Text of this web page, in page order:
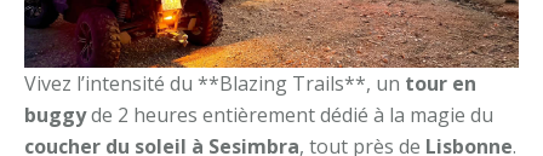
Vivez l’intensité du **Blazing Trails**, un tour en
buggyde 2 heures entièrement dédié à la magie du
coucher du soleil à Sesimbra, tout près de Lisbonne.